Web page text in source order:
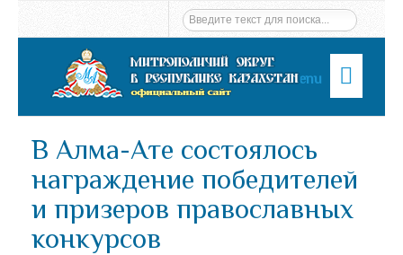
Menu
В Алма-Ате состоялось
награждение победителей
и призеров православных
конкурсов